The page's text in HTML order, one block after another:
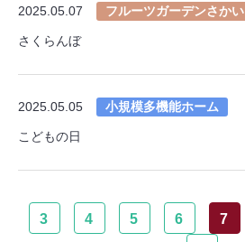
2025.05.07 フルーツガーデンさかい
さくらんぼ
2025.05.05 小規模多機能ホーム
こどもの日
3 4 5 6 7